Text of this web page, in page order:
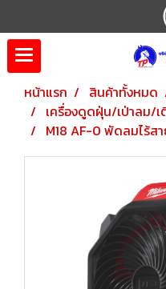
หน้าแรก สินค้าทั้งหมด
เครื่องดูดฝุ่น/เป่าลม/
M18 AF-0 พัดลมไร้สา